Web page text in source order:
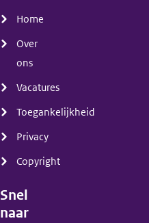
Home
Over
ons
Vacatures
Toegankelijkheid
Privacy
Copyright
Snel
naar